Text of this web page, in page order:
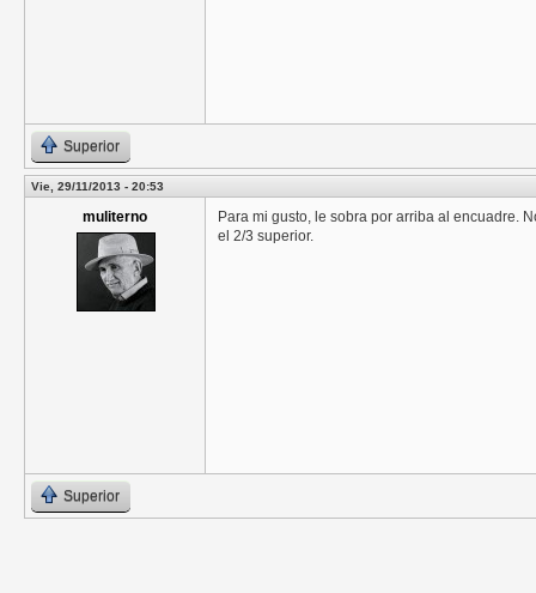
Superior
Vie, 29/11/2013 - 20:53
muliterno
Para mi gusto, le sobra por arriba al encuadre.
el 2/3 superior.
Superior